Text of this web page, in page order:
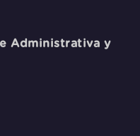
Administrativa y